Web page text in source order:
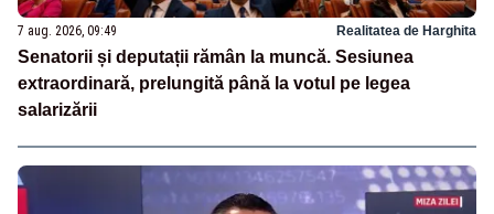
7 aug. 2026, 09:49 Realitatea de Harghita
Senatorii și deputații rămân la muncă. Sesiunea
extraordinară, prelungită până la votul pe legea
salarizării